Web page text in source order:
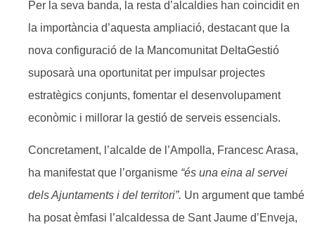
Per la seva banda, la resta d’alcaldies han coincidit en
la importància d’aquesta ampliació, destacant que la
nova configuració de la Mancomunitat DeltaGestió
suposarà una oportunitat per impulsar projectes
estratègics conjunts, fomentar el desenvolupament
econòmic i millorar la gestió de serveis essencials.
Concretament, l’alcalde de l’Ampolla, Francesc Arasa,
ha manifestat que l’organisme “és una eina al servei
dels Ajuntaments i del territori”. Un argument que també
ha posat èmfasi l’alcaldessa de Sant Jaume d’Enveja,